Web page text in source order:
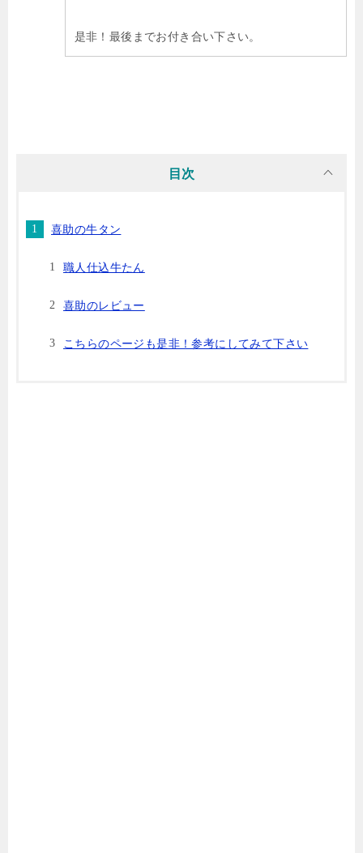
是非！最後までお付き合い下さい。
目次
喜助の牛タン
職人仕込牛たん
喜助のレビュー
こちらのページも是非！参考にしてみて下さい